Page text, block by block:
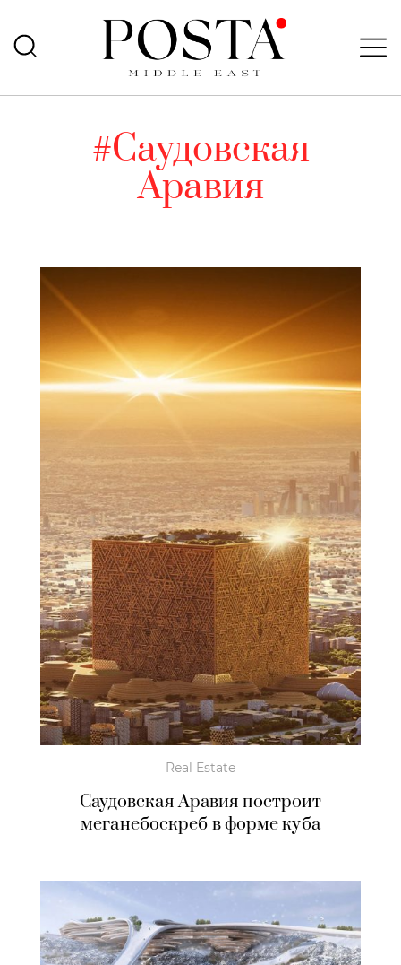
#Саудовская
Аравия
Real Estate
Саудовская Аравия построит
меганебоскреб в форме куба